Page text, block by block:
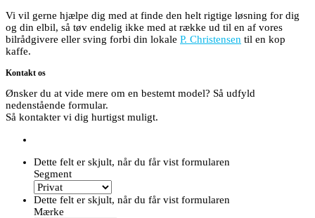
Vi vil gerne hjælpe dig med at finde den helt rigtige løsning for dig
og din elbil, så tøv endelig ikke med at række ud til en af vores
bilrådgivere eller sving forbi din lokale P. Christensen til en kop
kaffe.
Kontakt os
Ønsker du at vide mere om en bestemt model? Så udfyld
nedenstående formular.
Så kontakter vi dig hurtigst muligt.
Dette felt er skjult, når du får vist formularen
Segment
Dette felt er skjult, når du får vist formularen
Mærke